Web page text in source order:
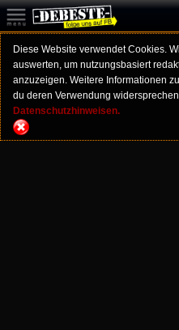
Diese Website verwendet Cookies.
auswerten, um nutzungsbasiert
anzuzeigen. Weitere Informationen
du deren Verwendung
Datenschutzhinweisen.